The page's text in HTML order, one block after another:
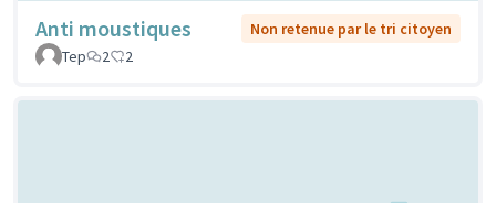
Anti moustiques
Non retenue par le tri citoyen
Tep
2 2